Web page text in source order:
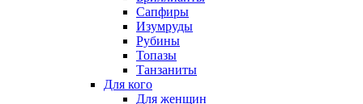
Сапфиры
Изумруды
Рубины
Топазы
Танзаниты
Для кого
Для женщин